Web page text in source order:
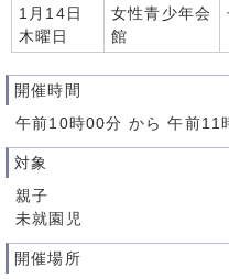
1月14日
木曜日
女性青少年会
館
開催時間
午前10時00分 から 午前11
対象
親子
未就園児
開催場所